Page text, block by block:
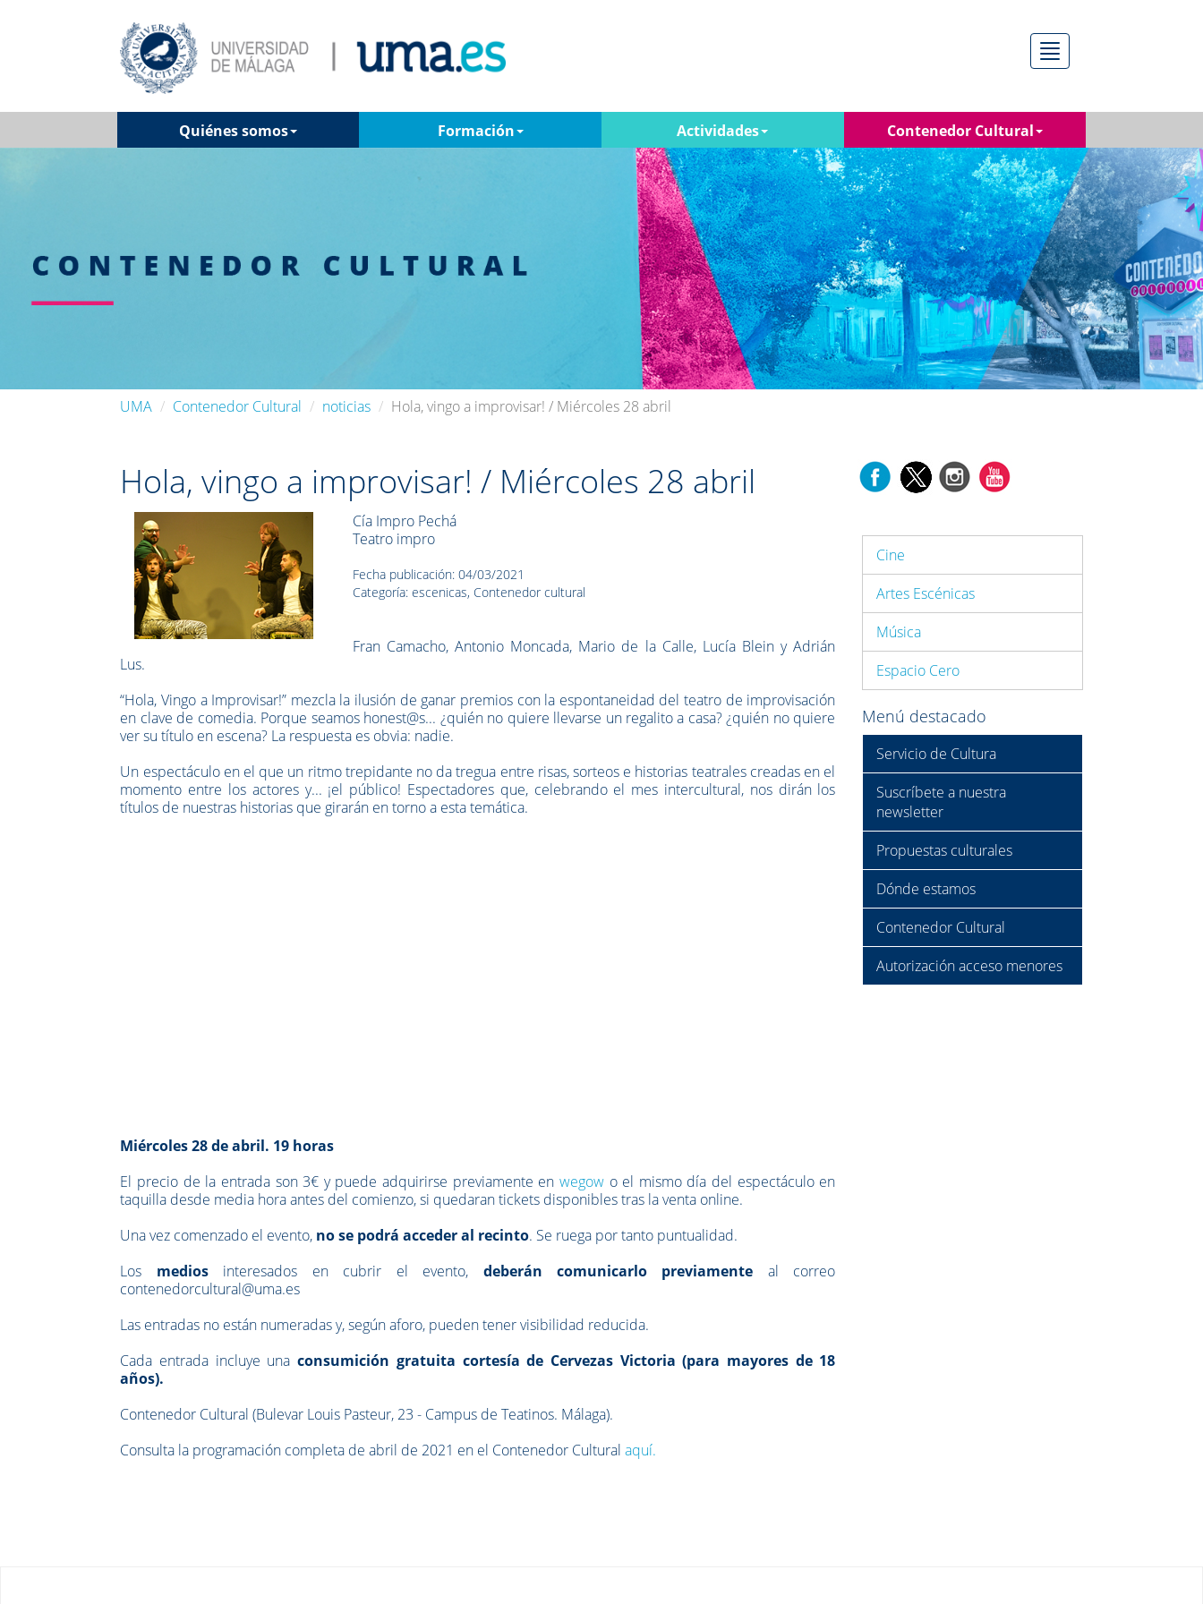
Menú
Quiénes somos Formación Actividades Contenedor Cultural
UMA Contenedor Cultural noticias Hola, vingo a improvisar! / Miércoles 28 abril
Hola, vingo a improvisar! / Miércoles 28 abril
Cía Impro Pechá
Teatro impro
Fecha publicación: 04/03/2021
Categoría: escenicas, Contenedor cultural
Fran Camacho, Antonio Moncada, Mario de la Calle, Lucía Blein y Adrián
Lus.
“Hola, Vingo a Improvisar!” mezcla la ilusión de ganar premios con la espontaneidad del teatro de improvisación
en clave de comedia. Porque seamos honest@s... ¿quién no quiere llevarse un regalito a casa? ¿quién no quiere
ver su título en escena? La respuesta es obvia: nadie.
Un espectáculo en el que un ritmo trepidante no da tregua entre risas, sorteos e historias teatrales creadas en el
momento entre los actores y... ¡el público! Espectadores que, celebrando el mes intercultural, nos dirán los
títulos de nuestras historias que girarán en torno a esta temática.
Miércoles 28 de abril. 19 horas
El precio de la entrada son 3€ y puede adquirirse previamente en wegowo el mismo día del espectáculo en
taquilla desde media hora antes del comienzo, si quedaran tickets disponibles tras la venta online.
Una vez comenzado el evento, no se podrá acceder al recinto. Se ruega por tanto puntualidad.
Los mediosinteresados en cubrir el evento, deberán comunicarlo previamente al correo
contenedorcultural@uma.es
Las entradas no están numeradas y, según aforo, pueden tener visibilidad reducida.
Cada entrada incluye unaconsumición gratuita cortesía de Cervezas Victoria (para mayores de 18
años).
Contenedor Cultural (Bulevar Louis Pasteur, 23 - Campus de Teatinos. Málaga).
Consulta la programación completa de abril de 2021 en el Contenedor Culturalaquí.
Cine
Artes Escénicas
Música
Espacio Cero
Menú destacado
Servicio de Cultura
Suscríbete a nuestra
newsletter
Propuestas culturales
Dónde estamos
Contenedor Cultural
Autorización acceso menores